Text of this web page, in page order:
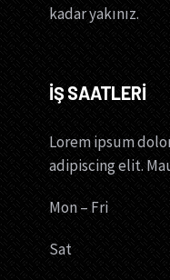
kadar yakınız.
İŞ SAATLERİ
Lorem ipsum
adipiscing elit.
Mon – Fri
Sat